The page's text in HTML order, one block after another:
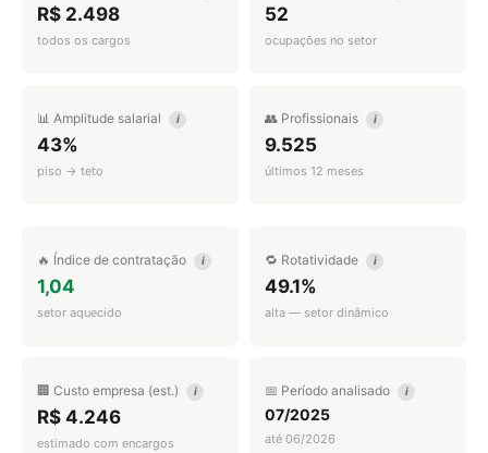
R$ 2.498
todos os cargos
52
ocupações no setor
📊 Amplitude salarial i
43%
piso → teto
👥 Profissionais i
9.525
últimos 12 meses
🔥 Índice de contratação i
1,04
setor aquecido
🔁 Rotatividade i
49.1%
alta — setor dinâmico
🏢 Custo empresa (est.) i
R$ 4.246
estimado com encargos
📅 Período analisado i
07/2025
até 06/2026